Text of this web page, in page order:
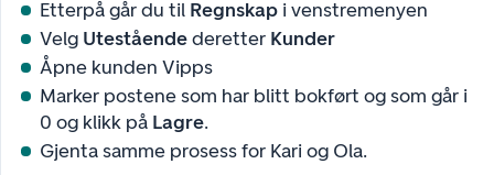
Etterpå går du til Regnskap i venstremenyen
Velg Uteståendederetter Kunder
Åpne kunden Vipps
Marker postene som har blitt bokført og som går i
0 og klikk på Lagre.
Gjenta samme prosess for Kari og Ola.